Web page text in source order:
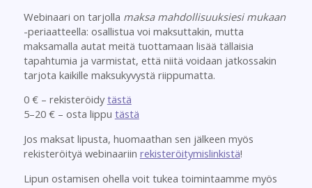
Webinaari on tarjolla maksa mahdollisuuksiesi mukaan
-periaatteella: osallistua voi maksuttakin, mutta
maksamalla autat meitä tuottamaan lisää tällaisia
tapahtumia ja varmistat, että niitä voidaan jatkossakin
tarjota kaikille maksukyvystä riippumatta.
0 € – rekisteröidytästä
5–20 € – osta lippu tästä
Jos maksat lipusta, huomaathan sen jälkeen myös
rekisteröityä webinaariin rekisteröitymislinkistä!
Lipun ostamisen ohella voit tukea toimintaamme myös